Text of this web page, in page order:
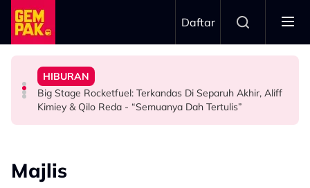
Skip to main content
Daftar
HIBURAN
“Allah Tahu Niat Saya,” - Fazura Sepakat Bina
Hubungan Baik Dengan Fattah Amin Demi Fatima
HIBURAN
Big Stage Rocketfuel: Terkandas Di Separuh Akhir, Aliff
Kimiey & Qilo Reda - “Semuanya Dah Tertulis”
HIBURAN
Penampilan Di KLFW Dikritik, Aisha Retno Terima
Dengan Hati Terbuka - “Kami Hormat Pendapat
Masing-Masing”
HIBURAN
“Ini Kisah Saya Gaduh Dengan Daiyan Trisha Waktu
Sedang…” - Ezra Kong
Majlis